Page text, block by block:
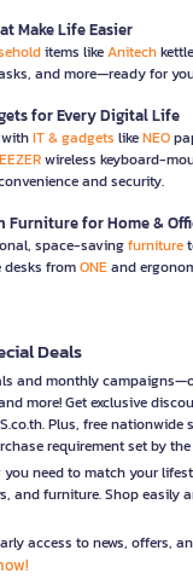
Make Life Easier
items likeAnitech
and more—ready for
for Every Digital Life
IT & gadgets likeNEO
wireless keyboard-
and security.
Furniture for Home &
space-savingfurniture
fromONEand
Deals
and monthly
more! Get exclusive
Plus, free nationwide
requirement set by
you need to match your
and furniture. Shop easily
access to news, offers,